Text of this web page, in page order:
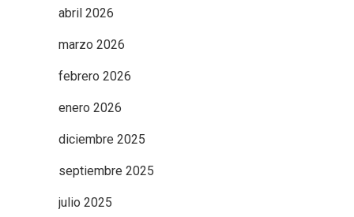
abril 2026
marzo 2026
febrero 2026
enero 2026
diciembre 2025
septiembre 2025
julio 2025